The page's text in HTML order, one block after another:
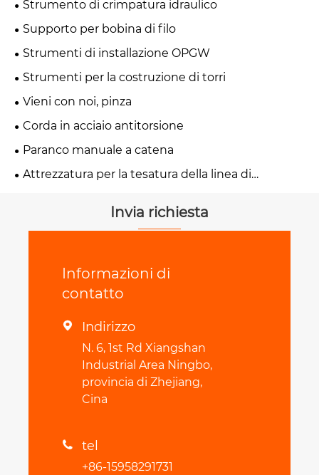
Strumento di crimpatura idraulico
Supporto per bobina di filo
Strumenti di installazione OPGW
Strumenti per la costruzione di torri
Vieni con noi, pinza
Corda in acciaio antitorsione
Paranco manuale a catena
Attrezzatura per la tesatura della linea di
Invia richiesta
Informazioni di
contatto
 Indirizzo
N. 6, 1st Rd Xiangshan
Industrial Area Ningbo,
provincia di Zhejiang,
Cina
 tel
+86-15958291731